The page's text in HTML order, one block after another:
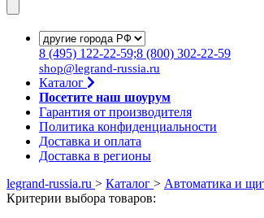
8 (495) 122-22-59;8 (800) 302-22-59
shop@legrand-russia.ru
Каталог
Посетите наш шоурум
Гарантия от производителя
Политика конфиденциальности
Доставка и оплата
Доставка в регионы
legrand-russia.ru > Каталог > Автоматика и
Критерии выбора товаров: